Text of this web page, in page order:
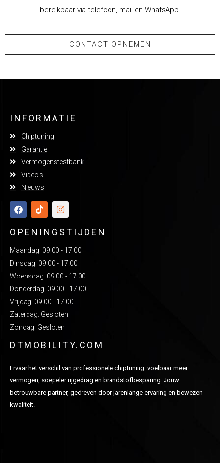
bereikbaar via telefoon, mail en WhatsApp.
CONTACT OPNEMEN
INFORMATIE
Chiptuning
Garantie
Vermogenstestbank
Video's
Nieuws
OPENINGSTIJDEN
Maandag: 09:00 - 17:00
Dinsdag: 09.00 - 17.00
Woensdag: 09.00 - 17.00
Donderdag: 09.00 - 17.00
Vrijdag: 09.00 - 17.00
Zaterdag: Gesloten
Zondag: Gesloten
DTMOBILITY.COM
Ervaar het verschil van professionele chiptuning: voelbaar meer
vermogen, soepeler rijgedrag en brandstofbesparing. Jouw
betrouwbare partner, gedreven door jarenlange ervaring en bewezen
kwaliteit.